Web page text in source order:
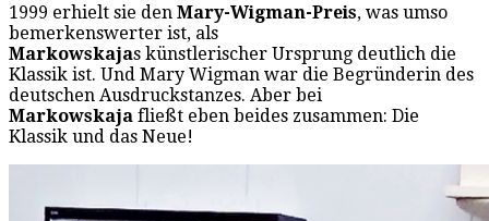
1999 erhielt sie den Mary-Wigman-Preis, was umso
bemerkenswerter ist, als
Markowskajas künstlerischer Ursprung deutlich die
Klassik ist. Und Mary Wigman war die Begründerin des
deutschen Ausdruckstanzes. Aber bei
Markowskaja fließt eben beides zusammen: Die
Klassik und das Neue!